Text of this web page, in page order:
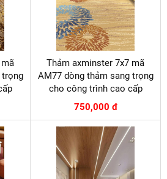
trọng
Thảm axminster 7x7 mã
AM77 dòng thảm sang trọng
cho công trình cao cấp
750,000 đ